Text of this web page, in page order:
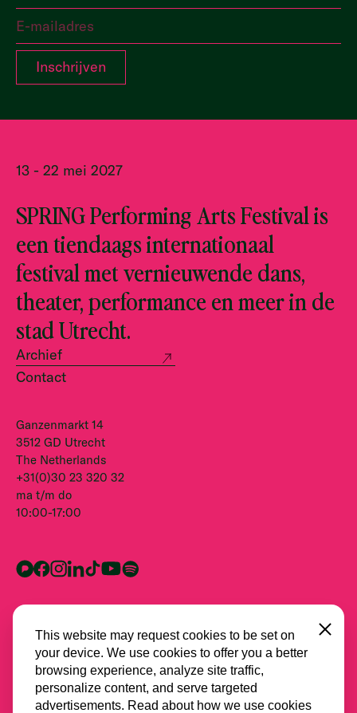
13 - 22 mei 2027
SPRING Performing Arts Festival is
een tiendaags internationaal
festival met vernieuwende dans,
theater, performance en meer in de
stad Utrecht.
Archief
Contact
Ganzenmarkt 14
3512 GD Utrecht
The Netherlands
+31(0)30 23 320 32
ma t/m do
10:00-17:00
This website may request cookies to be set on
your device. We use cookies to offer you a better
browsing experience, analyze site traffic,
personalize content, and serve targeted
advertisements. Read about how we use cookies
Close